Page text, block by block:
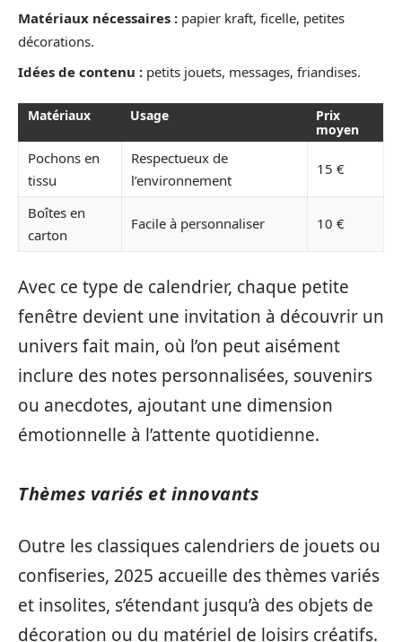
Matériaux nécessaires : papier kraft, ficelle, petites
décorations.
Idées de contenu : petits jouets, messages, friandises.
Matériaux Usage
Prix
moyen
Pochons en
tissu
Respectueux de
l’environnement
15 €
Boîtes en
carton
Facile à personnaliser 10 €
Avec ce type de calendrier, chaque petite
fenêtre devient une invitation à découvrir un
univers fait main, où l’on peut aisément
inclure des notes personnalisées, souvenirs
ou anecdotes, ajoutant une dimension
émotionnelle à l’attente quotidienne.
Thèmes variés et innovants
Outre les classiques calendriers de jouets ou
confiseries, 2025 accueille des thèmes variés
et insolites, s’étendant jusqu’à des objets de
décoration ou du matériel de loisirs créatifs.